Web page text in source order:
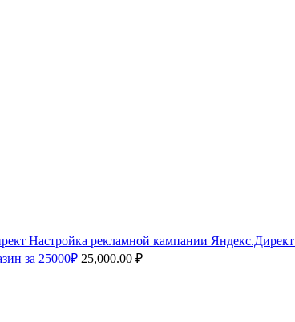
Настройка рекламной кампании Яндекс.Директ
за 25000₽ 25,000.00 ₽